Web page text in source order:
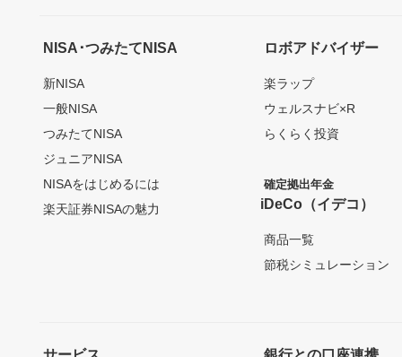
NISA･つみたてNISA
新NISA
一般NISA
つみたてNISA
ジュニアNISA
NISAをはじめるには
楽天証券NISAの魅力
ロボアドバイザー
楽ラップ
ウェルスナビ×R
らくらく投資
確定拠出年金
iDeCo（イデコ）
商品一覧
節税シミュレーション